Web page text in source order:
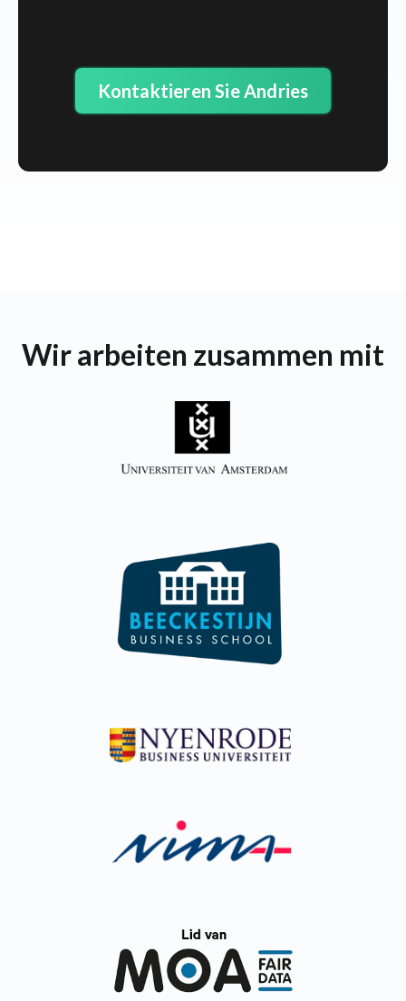
Kontaktieren Sie Andries
Wir arbeiten zusammen mit